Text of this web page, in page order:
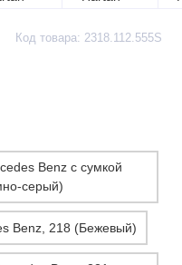
Код товара: 2318.112.555S